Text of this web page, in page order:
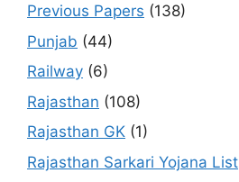
Previous Papers (138)
Punjab (44)
Railway (6)
Rajasthan (108)
Rajasthan GK (1)
Rajasthan Sarkari Yojana List